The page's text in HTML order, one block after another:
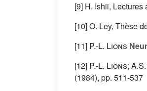
[9] H. Ishii, Lectures
[10] O. Ley, Thèse
[11] P.-L. Lions
[12] P.-L. Lions;
(1984), pp. 511-537